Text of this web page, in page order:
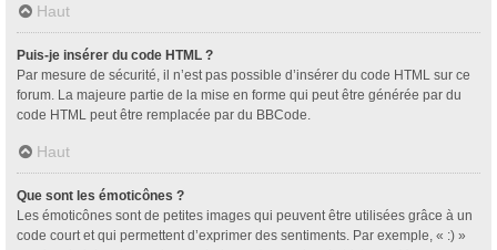
Haut
Puis-je insérer du code HTML ?
Par mesure de sécurité, il n’est pas possible d’insérer du code HTML sur ce
forum. La majeure partie de la mise en forme qui peut être générée par du
code HTML peut être remplacée par du BBCode.
Haut
Que sont les émoticônes ?
Les émoticônes sont de petites images qui peuvent être utilisées grâce à un
code court et qui permettent d’exprimer des sentiments. Par exemple, « :) »